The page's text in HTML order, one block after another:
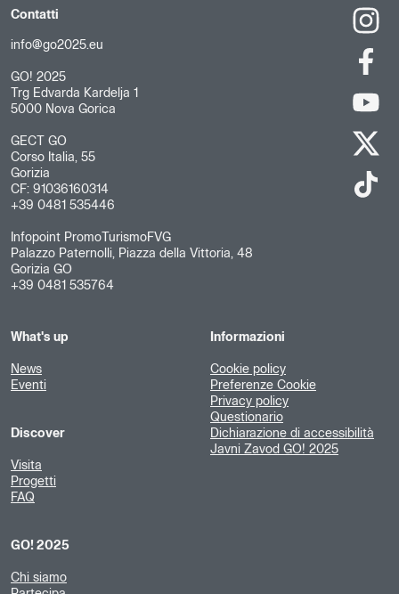
Contatti
info@go2025.eu
GO! 2025
Trg Edvarda Kardelja 1
5000 Nova Gorica
GECT GO
Corso Italia, 55
Gorizia
CF: 91036160314
+39 0481 535446
Infopoint PromoTurismoFVG
Palazzo Paternolli, Piazza della Vittoria, 48
Gorizia GO
+39 0481 535764
What's up
News
Eventi
Discover
Visita
Progetti
FAQ
GO! 2025
Chi siamo
Informazioni
Cookie policy
Preferenze Cookie
Privacy policy
Questionario
Dichiarazione di accessibilità
Javni Zavod GO! 2025